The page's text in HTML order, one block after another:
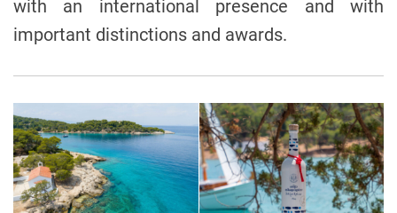
with an international presence and with
important distinctions and awards.